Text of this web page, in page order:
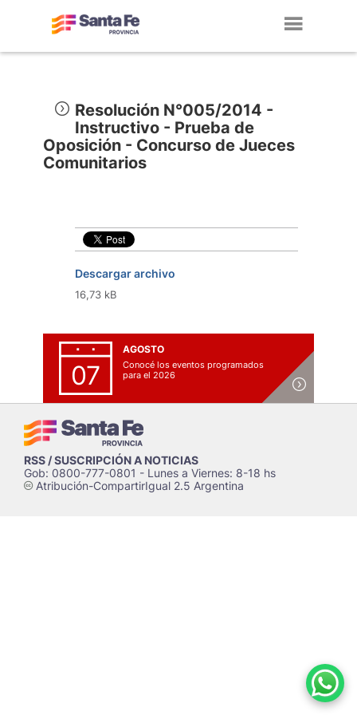
Resolución N°005/2014 -
Instructivo - Prueba de
Oposición - Concurso de Jueces
Comunitarios
Descargar archivo
16,73 kB
07
AGOSTO
Conocé los eventos programados
para el 2026
RSS / SUSCRIPCIÓN A NOTICIAS
Gob: 0800-777-0801 - Lunes a Viernes: 8-18 hs
cAtribución-CompartirIgual 2.5 Argentina